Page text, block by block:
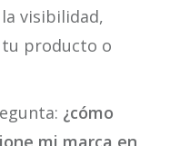
visibilidad,
producto o
¿cómo
mi marca en